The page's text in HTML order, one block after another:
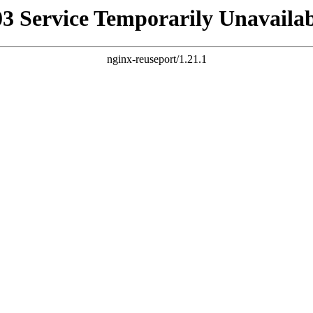
Service Temporarily
nginx-reuseport/1.21.1